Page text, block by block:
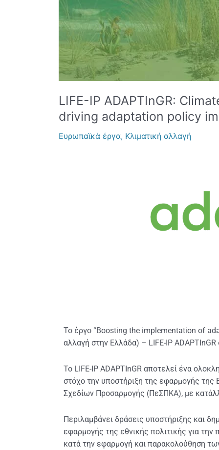
LIFE-IP ADAPTInGR:
driving adaptation policy
Ευρωπαϊκά έργα, Κλιματική αλλαγή
Το έργο “Boosting the implementation of
αλλαγή στην Ελλάδα) – LIFE-IP
Το LIFE-IP ADAPTInGR αποτελεί ένα
στόχο την υποστήριξη της εφαρμογής της
Σχεδίων Προσαρμογής (ΠεΣΠΚΑ), με
Περιλαμβάνει δράσεις υποστήριξης και
εφαρμογής της εθνικής πολιτικής για
κατά την εφαρμογή και παρακολούθηση
in
Greece
(LIFE17
IPC/GR/000006)